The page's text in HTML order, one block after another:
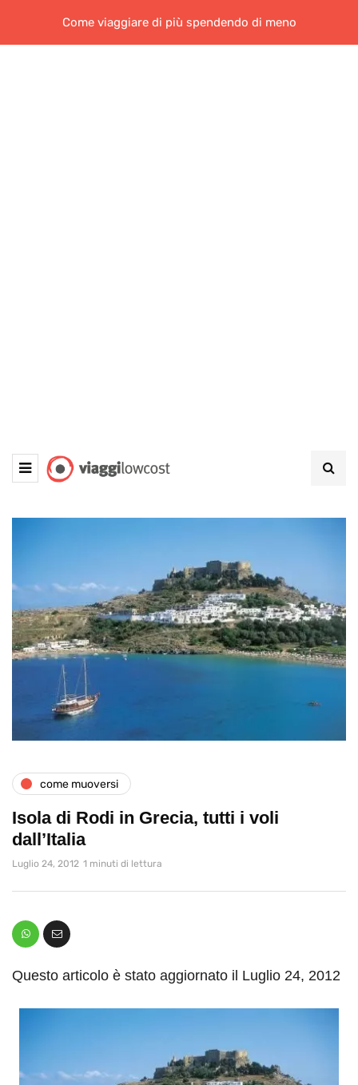
Come viaggiare di più spendendo di meno
come muoversi
Isola di Rodi in Grecia, tutti i voli
dall’Italia
Luglio 24, 2012 1 minuti di lettura
Questo articolo è stato aggiornato il Luglio 24, 2012